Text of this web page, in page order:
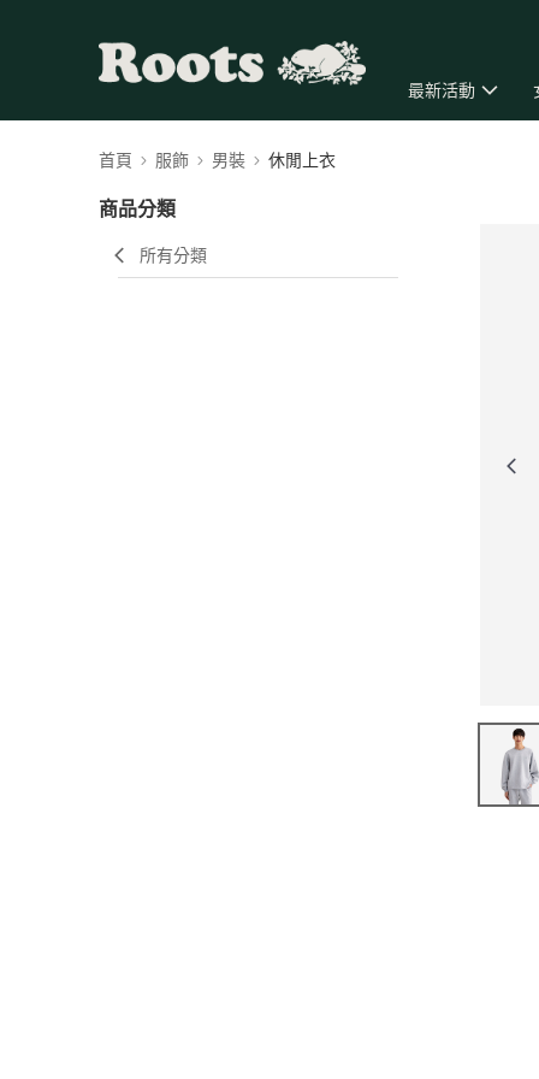
最新活動
首頁 服飾 男裝 休閒上衣
商品分類
所有分類